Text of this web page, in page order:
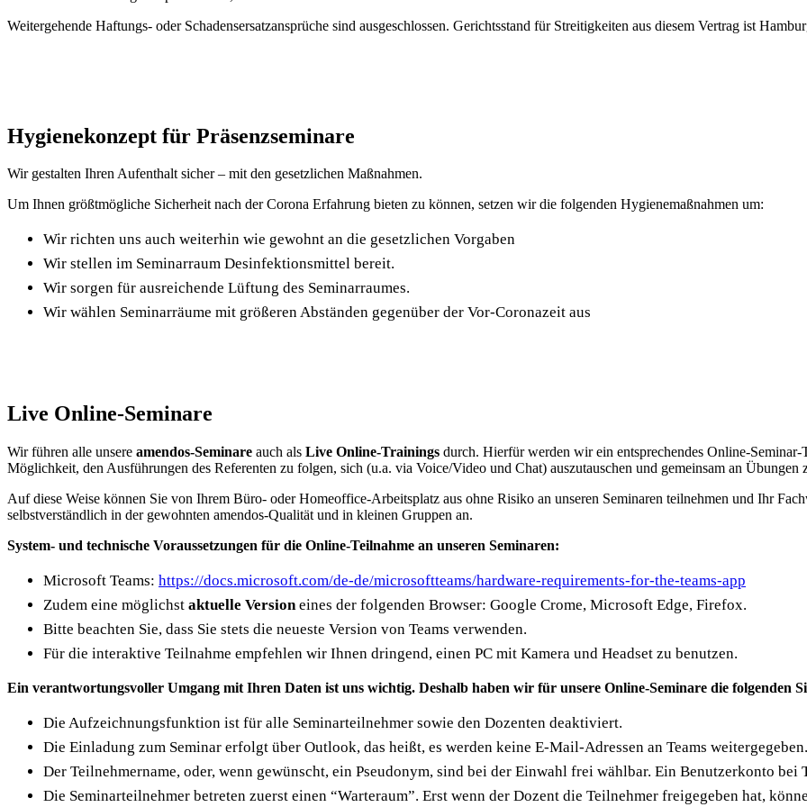
Weitergehende Haftungs- oder Schadensersatzansprüche sind ausgeschlossen. Gerichtsstand für Streitigkeiten aus diesem Vertrag ist
Hygienekonzept für Präsenzseminare
Wir gestalten Ihren Aufenthalt sicher – mit den gesetzlichen Maßnahmen.
Um Ihnen größtmögliche Sicherheit nach der Corona Erfahrung bieten zu können, setzen wir die folgenden Hygienemaßnahmen um:
Wir richten uns auch weiterhin wie gewohnt an die gesetzlichen Vorgaben
Wir stellen im Seminarraum Desinfektionsmittel bereit.
Wir sorgen für ausreichende Lüftung des Seminarraumes.
Wir wählen Seminarräume mit größeren Abständen gegenüber der Vor-Coronazeit aus
Live Online-Seminare
Wir führen alle unsere amendos-Seminare auch als Live Online-Trainings durch. Hierfür werden wir ein entsprechendes Online-
Möglichkeit, den Ausführungen des Referenten zu folgen, sich (u.a. via Voice/Video und Chat) auszutauschen und gemeinsam an Übungen
Auf diese Weise können Sie von Ihrem Büro- oder Homeoffice-Arbeitsplatz aus ohne Risiko an unseren Seminaren teilnehmen und Ihr
selbstverständlich in der gewohnten amendos-Qualität und in kleinen Gruppen an.
System- und technische Voraussetzungen für die Online-Teilnahme an unseren Seminaren:
Microsoft Teams: https://docs.microsoft.com/de-de/microsoftteams/hardware-requirements-for-the-teams-app
Zudem eine möglichst aktuelle Versioneines der folgenden Browser: Google Crome, Microsoft Edge, Firefox.
Bitte beachten Sie, dass Sie stets die neueste Version von Teams verwenden.
Für die interaktive Teilnahme empfehlen wir Ihnen dringend, einen PC mit Kamera und Headset zu benutzen.
Ein verantwortungsvoller Umgang mit Ihren Daten ist uns wichtig. Deshalb haben wir für unsere Online-Seminare die folgenden
Die Aufzeichnungsfunktion ist für alle Seminarteilnehmer sowie den Dozenten deaktiviert.
Die Einladung zum Seminar erfolgt über Outlook, das heißt, es werden keine E-Mail-Adressen an Teams weitergegeben.
Der Teilnehmername, oder, wenn gewünscht, ein Pseudonym, sind bei der Einwahl frei wählbar. Ein Benutzerkonto
Die Seminarteilnehmer betreten zuerst einen “Warteraum”. Erst wenn der Dozent die Teilnehmer freigegeben hat,